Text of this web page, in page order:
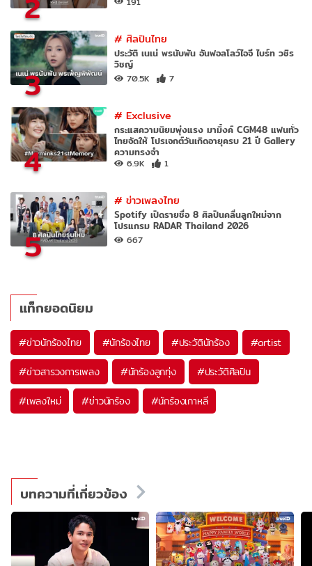
3
#ศิลปินไทย
ประวัติ เนเน่ พรนับพัน อันฟอลโลว์ไอจี ไบร์ท วชิร
วิชญ์
70.5K 7
4
#Exclusive
กระแสความนิยมพุ่งแรง มามิ้งค์ CGM48 แฟนทั่ว
ไทยจัดให้ โปรเจกต์วันเกิดอายุครบ 21 ปี Gallery
ความทรงจำ
6.9K 1
5
#ข่าวเพลงไทย
Spotify เปิดรายชื่อ 8 ศิลปินคลื่นลูกใหม่จาก
โปรแกรม RADAR Thailand 2026
667
แท็กยอดนิยม
#ข่าวนักร้องไทย #นักร้องไทย #ประวัตินักร้อง #artist
#ข่าวสารวงการเพลง #นักร้องลูกทุ่ง #ประวัติศิลปิน
#เพลงใหม่ #ข่าวนักร้อง #นักร้องเกาหลี
บทความที่เกี่ยวข้อง